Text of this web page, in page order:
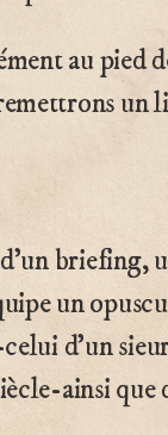
au pied
un
briefing,
un
d’un
ainsi que